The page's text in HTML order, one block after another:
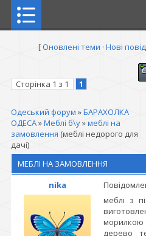
[Оновлені теми · Нові
Сторінка 1 з 1 1
Одеський форум »БАРАХОЛКА
ОДЕСА»Меблі б\у»меблі на
замовлення (меблі недорого для
дачі)
МЕБЛІ НА ЗАМОВЛЕННЯ
nika
меблі з
дерево